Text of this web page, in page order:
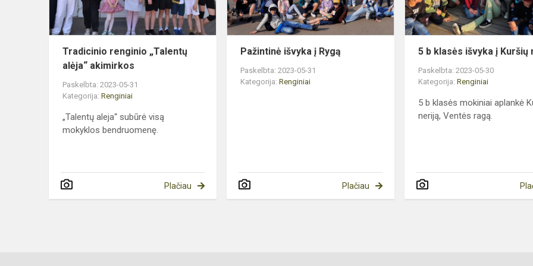
Tradicinio renginio „Talentų
alėja“ akimirkos
Paskelbta: 2023-05-31
Kategorija: Renginiai
„Talentų aleja“ subūrė visą
mokyklos bendruomenę.
Plačiau
Pažintinė išvyka į Rygą
Paskelbta: 2023-05-31
Kategorija:Renginiai
Plačiau
5 b klasės išvyka į Kuršių
Paskelbta: 2023-05-30
Kategorija:Renginiai
5 b klasės mokiniai aplankė
neriją, Ventės ragą.